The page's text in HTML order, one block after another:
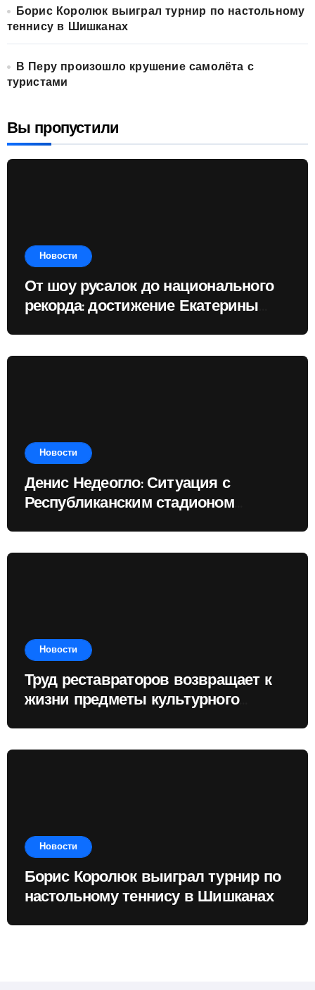
Борис Королюк выиграл турнир по настольному
теннису в Шишканах
В Перу произошло крушение самолёта с
туристами
Вы пропустили
Новости
От шоу русалок до национального
рекорда: достижение Екатерины
Новости
Денис Недеогло: Ситуация с
Республиканским стадионом
Новости
Труд реставраторов возвращает к
жизни предметы культурного
Новости
Борис Королюк выиграл турнир по
настольному теннису в Шишканах